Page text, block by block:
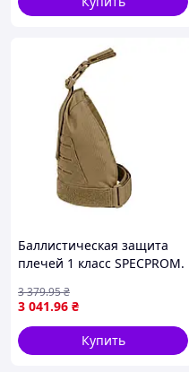
Баллистическая защита
плечей 1 класс SPECPROM.
3 041.96 ₴
3 379.95₴
Купить